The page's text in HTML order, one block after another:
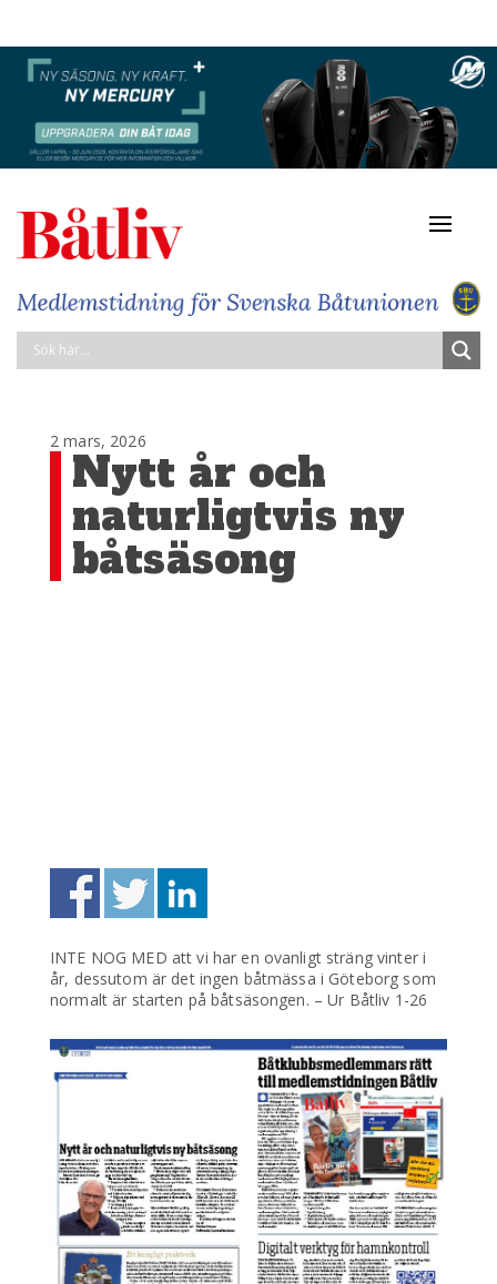
2 mars, 2026
Nytt år och
naturligtvis ny
båtsäsong
INTE NOG MED att vi har en ovanligt sträng vinter i
år, dessutom är det ingen båtmässa i Göteborg som
normalt är starten på båtsäsongen. – Ur Båtliv 1-26